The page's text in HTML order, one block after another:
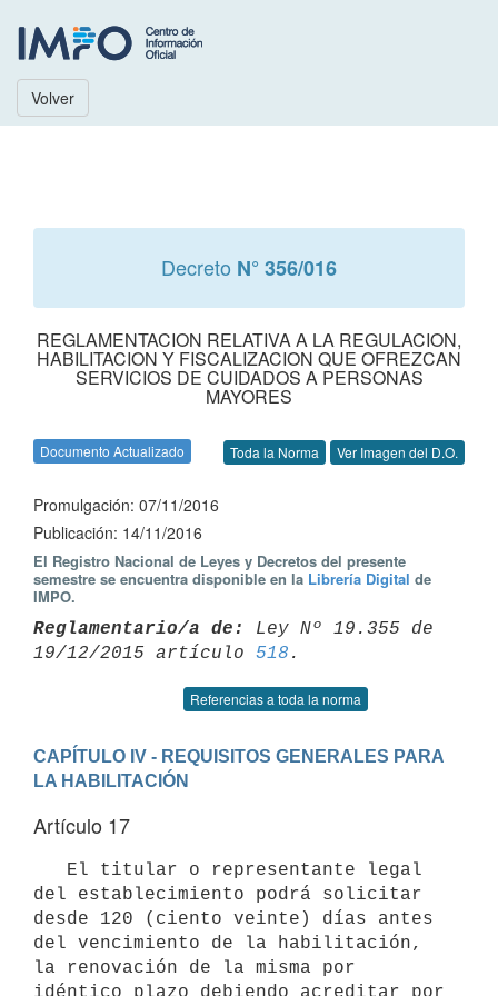
Volver
Decreto N° 356/016
REGLAMENTACION RELATIVA A LA REGULACION,
HABILITACION Y FISCALIZACION QUE OFREZCAN
SERVICIOS DE CUIDADOS A PERSONAS
MAYORES
Documento Actualizado Toda la Norma Ver Imagen del D.O.
Promulgación: 07/11/2016
Publicación: 14/11/2016
El Registro Nacional de Leyes y Decretos del presente
semestre se encuentra disponible en la Librería Digital de
IMPO.
Reglamentario/a de:
Ley Nº 19.355 de
19/12/2015 artículo 518
Referencias a toda la norma
CAPÍTULO IV - REQUISITOS GENERALES PARA
LA HABILITACIÓN
Artículo 17
del establecimiento podrá solicitar
desde 120 (ciento veinte) días antes
del vencimiento de la habilitación,
la renovación de la misma por